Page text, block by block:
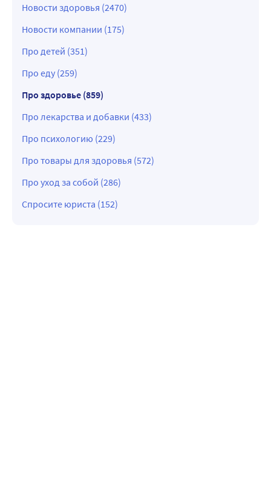
Новости здоровья (2470)
Новости компании (175)
Про детей (351)
Про еду (259)
Про здоровье (859)
Про лекарства и добавки (433)
Про психологию (229)
Про товары для здоровья (572)
Про уход за собой (286)
Спросите юриста (152)